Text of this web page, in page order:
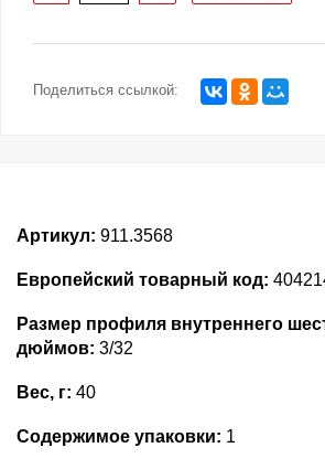
Поделиться ссылкой:
Артикул: 911.3568
Европейский товарный код:
Размер профиля внутреннего
дюймов: 3/32
Вес, г: 40
Содержимое упаковки: 1